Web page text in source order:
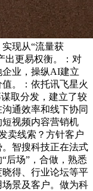
现从“流量获
出更易权衡。：对
业，操纵AI建立
。：依托讯飞星火
取分发，建立了较
通效率和线下协同
短视频内容营销机
卖线索？方针客户
智搜科技正在法式
后场”，合做，熟悉
得、行业论坛等平
景及客户。做为科